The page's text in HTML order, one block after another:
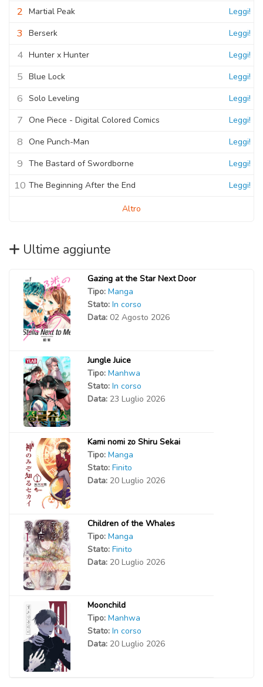
2 Martial Peak Leggi!
3 Berserk Leggi!
4 Hunter x Hunter Leggi!
5 Blue Lock Leggi!
6 Solo Leveling Leggi!
7 One Piece - Digital Colored Comics Leggi!
8 One Punch-Man Leggi!
9 The Bastard of Swordborne Leggi!
10 The Beginning After the End Leggi!
Altro
Ultime aggiunte
Gazing at the Star Next Door
Tipo: Manga
Stato: In corso
Data: 02 Agosto 2026
Jungle Juice
Tipo: Manhwa
Stato: In corso
Data: 23 Luglio 2026
Kami nomi zo Shiru Sekai
Tipo: Manga
Stato: Finito
Data: 20 Luglio 2026
Children of the Whales
Tipo: Manga
Stato: Finito
Data: 20 Luglio 2026
Moonchild
Tipo: Manhwa
Stato: In corso
Data: 20 Luglio 2026